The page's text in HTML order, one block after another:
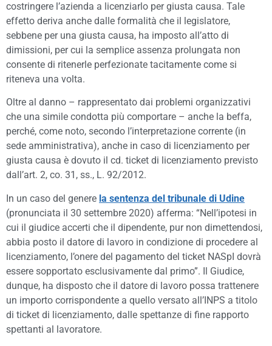
costringere l’azienda a licenziarlo per giusta causa. Tale
effetto deriva anche dalle formalità che il legislatore,
sebbene per una giusta causa, ha imposto all’atto di
dimissioni, per cui la semplice assenza prolungata non
consente di ritenerle perfezionate tacitamente come si
riteneva una volta.
Oltre al danno – rappresentato dai problemi organizzativi
che una simile condotta più comportare – anche la beffa,
perché, come noto, secondo l’interpretazione corrente (in
sede amministrativa), anche in caso di licenziamento per
giusta causa è dovuto il cd. ticket di licenziamento previsto
dall’art. 2, co. 31, ss., L. 92/2012.
In un caso del genere la sentenza del tribunale di Udine
(pronunciata il 30 settembre 2020) afferma: “Nell’ipotesi in
cui il giudice accerti che il dipendente, pur non dimettendosi,
abbia posto il datore di lavoro in condizione di procedere al
licenziamento, l’onere del pagamento del ticket NASpI dovrà
essere sopportato esclusivamente dal primo”. Il Giudice,
dunque, ha disposto che il datore di lavoro possa trattenere
un importo corrispondente a quello versato all’INPS a titolo
di ticket di licenziamento, dalle spettanze di fine rapporto
spettanti al lavoratore.